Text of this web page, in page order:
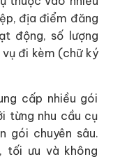
địa điểm đăng
động, số lượng
đi kèm (chữ ký
cấp nhiều gói
từng nhu cầu cụ
gói chuyên sâu.
tối ưu và không